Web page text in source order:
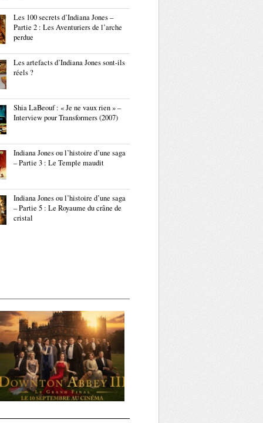
Les 100 secrets d’Indiana Jones –
Partie 2 : Les Aventuriers de l’arche
perdue
Les artefacts d’Indiana Jones sont-ils
réels ?
Shia LaBeouf : « Je ne vaux rien » –
Interview pour Transformers (2007)
Indiana Jones ou l’histoire d’une saga
– Partie 3 : Le Temple maudit
Indiana Jones ou l’histoire d’une saga
– Partie 5 : Le Royaume du crâne de
cristal